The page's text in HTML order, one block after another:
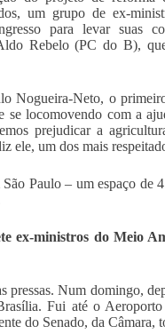
um grupo de ex-
para levar suas
Rebelo (PC do B),
Nogueira-Neto, o
se locomovendo com a
prejudicar a
ele, um dos mais
São Paulo – um espaço
ex-ministros do Meio
pressas. Num domingo,
Fui até o
do Senado, da Câmara,